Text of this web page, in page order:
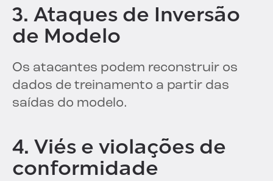
3. Ataques de Inversão
de Modelo
Os atacantes podem reconstruir os
dados de treinamento a partir das
saídas do modelo.
4. Viés e violações de
conformidade